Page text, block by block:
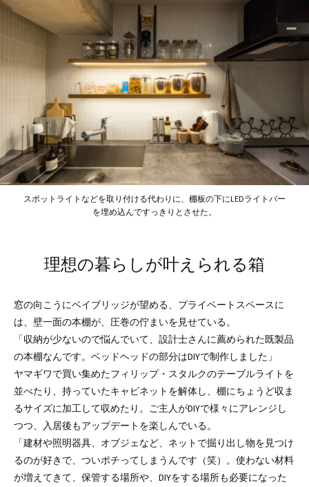
スポットライトなどを取り付ける代わりに、棚板の下にLEDライトバー
を埋め込んですっきりとさせた。
理想の暮らしが叶えられる箱
窓の向こうにベイブリッジが望める、プライベートスペースに
は、壁一面の本棚が、圧巻の佇まいを見せている。
「収納が少ないので悩んでいて、設計士さんに薦められた既製品
の本棚なんです。ベッドヘッドの部分はDIYで制作しました」
ヤマギワで買い集めたフィリップ・スタルクのテーブルライトを
並べたり、持っていたキャビネットを解体し、棚にちょうど収ま
るサイズに加工して収めたり。ご主人がDIYで様々にアレンジし
つつ、入居後もアップデートを楽しんでいる。
「建材や照明器具、オブジェなど、ネットで掘り出し物を見つけ
るのが好きで、ついポチってしまうんです（笑）。使わない材料
が増えてきて、保管する場所や、DIYをする場所も必要になった